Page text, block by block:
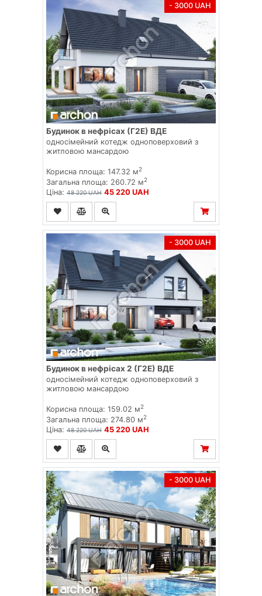
- 3000 UAH
Будинок в нефрісах (Г2Е) ВДЕ
односімейний котедж одноповерховий з
житловою мансардою
Корисна площа: 147.32 м2
Загальна площа: 260.72 м2
Ціна: 48 220 UAH 45 220 UAH
- 3000 UAH
Будинок в нефрісах 2 (Г2Е) ВДЕ
односімейний котедж одноповерховий з
житловою мансардою
Корисна площа: 159.02 м2
Загальна площа: 274.80 м2
Ціна: 48 220 UAH 45 220 UAH
- 3000 UAH